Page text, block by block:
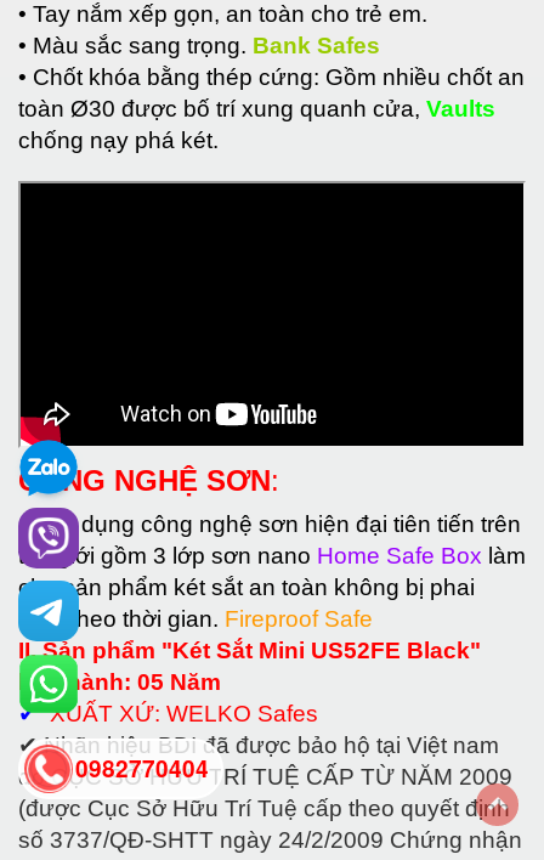
• Tay nắm xếp gọn, an toàn cho trẻ em.
• Màu sắc sang trọng. Bank Safes
• Chốt khóa bằng thép cứng: Gồm nhiều chốt an
toàn Ø30 được bố trí xung quanh cửa, Vaults
chống nạy phá két.
CÔNG NGHỆ SƠN:
✔ Sử dụng công nghệ sơn hiện đại tiên tiến trên
thế giới gồm 3 lớp sơn nano Home Safe Box làm
cho sản phẩm két sắt an toàn không bị phai
mầu theo thời gian. Fireproof Safe
II. Sản phẩm "Két Sắt Mini US52FE Black"
bảo hành: 05 Năm
✔ XUẤT XỨ: WELKO Safes
✔ Nhãn hiệu BDI đã được bảo hộ tại Việt nam
do CỤC SỞ HỮU TRÍ TUỆ CẤP TỪ NĂM 2009
(được Cục Sở Hữu Trí Tuệ cấp theo quyết định
số 3737/QĐ-SHTT ngày 24/2/2009 Chứng nhận
0982770404
back